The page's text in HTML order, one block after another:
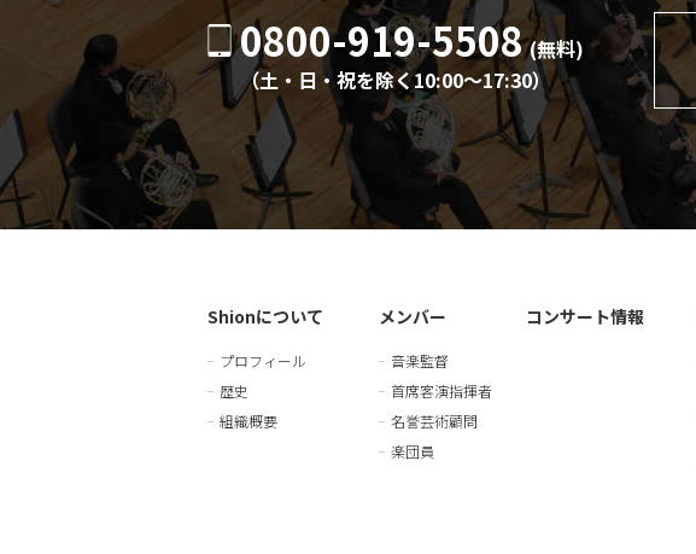
0800-919-5508 (無料)
（土・日・祝を除く10:00〜17:30）
Shionについて
プロフィール
歴史
組織概要
メンバー
音楽監督
首席客演指揮者
名誉芸術顧問
楽団員
コンサート情報